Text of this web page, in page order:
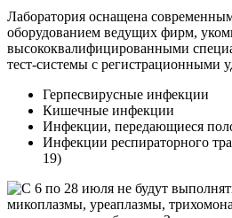
Лаборатория оснащена
оборудованием ведущих фирм,
высококвалифицированными
тест-системы с регистрационными
Герпесвирусные инфекции
Кишечные инфекции
Инфекции, передающиеся
Инфекции респираторного
19)